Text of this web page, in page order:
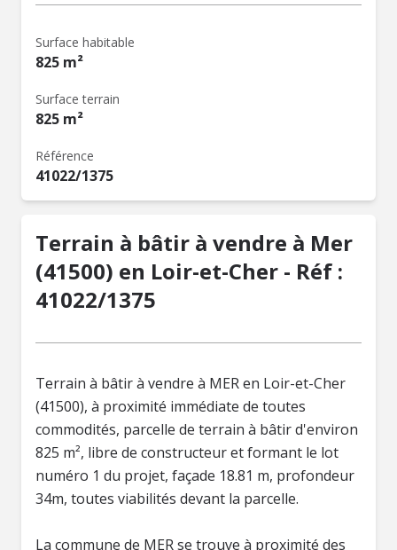
Surface habitable
825 m²
Surface terrain
825 m²
Référence
41022/1375
Terrain à bâtir à vendre à Mer
(41500) en Loir-et-Cher - Réf :
41022/1375
Terrain à bâtir à vendre à MER en Loir-et-Cher
(41500), à proximité immédiate de toutes
commodités, parcelle de terrain à bâtir d'environ
825 m², libre de constructeur et formant le lot
numéro 1 du projet, façade 18.81 m, profondeur
34m, toutes viabilités devant la parcelle.
La commune de MER se trouve à proximité des